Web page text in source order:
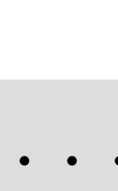
・